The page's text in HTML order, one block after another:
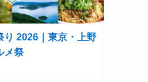
り 2026｜東京・上野
メ祭